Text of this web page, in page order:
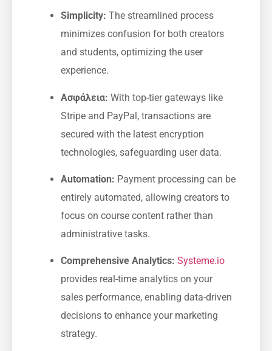
Simplicity: The ⁤streamlined ​process
minimizes confusion for both creators
and students, optimizing the user
experience.
Ασφάλεια: With ⁢top-tier gateways like
Stripe and PayPal, transactions are
secured with the ⁣latest encryption
technologies, safeguarding user data.
Automation: Payment processing can be
entirely automated, allowing creators⁢ to
focus ​on course content rather than
⁢administrative tasks.
Comprehensive Analytics: Systeme.io
provides real-time analytics on your
sales performance, enabling data-driven
decisions to enhance your marketing
strategy.